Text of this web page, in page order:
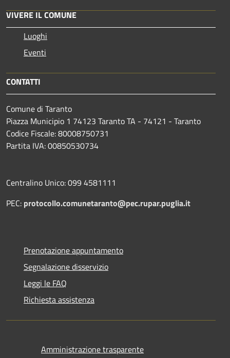
VIVERE IL COMUNE
Luoghi
Eventi
CONTATTI
Comune di Taranto
Piazza Municipio 1 74123 Taranto TA - 74121 - Taranto
Codice Fiscale: 80008750731
Partita IVA: 00850530734
Centralino Unico: 099 4581111
PEC: protocollo.comunetaranto@pec.rupar.puglia.it
Prenotazione appuntamento
Segnalazione disservizio
Leggi le FAQ
Richiesta assistenza
Amministrazione trasparente